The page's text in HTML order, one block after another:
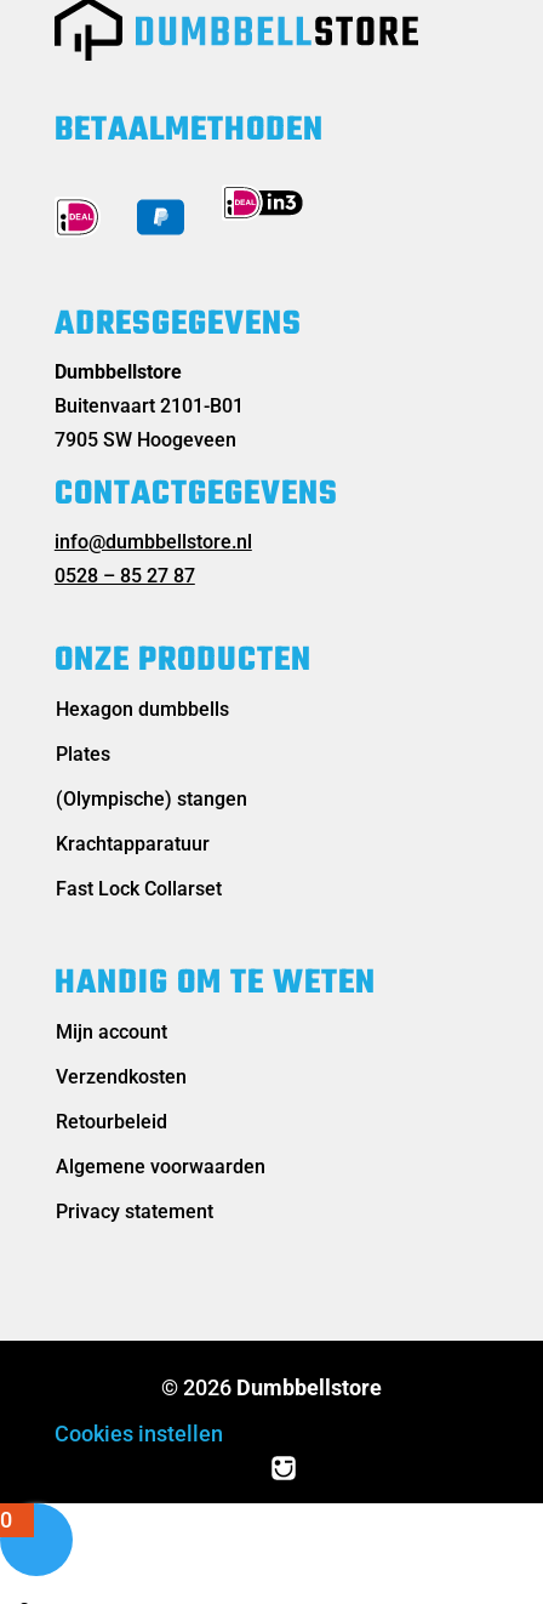
BETAALMETHODEN
ADRESGEGEVENS
Dumbbellstore
Buitenvaart 2101-B01
7905 SW Hoogeveen
CONTACTGEGEVENS
info@dumbbellstore.nl
0528 – 85 27 87
ONZE PRODUCTEN
Hexagon dumbbells
Plates
(Olympische) stangen
Krachtapparatuur
Fast Lock Collarset
HANDIG OM TE WETEN
Mijn account
Verzendkosten
Retourbeleid
Algemene voorwaarden
Privacy statement
© 2026 Dumbbellstore
Cookies instellen
0